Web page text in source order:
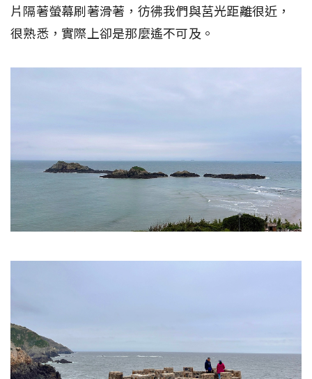
片隔著螢幕刷著滑著，彷彿我們與莒光距離很近，
很熟悉，實際上卻是那麼遙不可及。